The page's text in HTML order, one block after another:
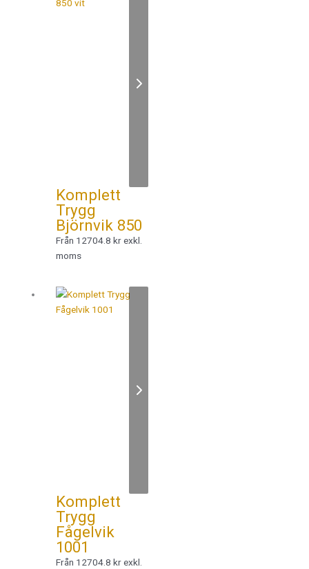
Komplett
Trygg
Björnvik 850
Från 12704.8 kr exkl.
moms
Komplett
Trygg
Fågelvik
1001
Från 12704.8 kr exkl.